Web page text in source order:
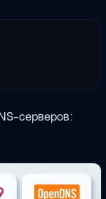
серверов: